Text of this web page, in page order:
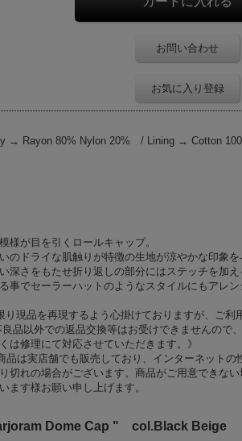
お問い合わせ
お気に入り登録
→ Rayon 80% Nylon 20% / Lining → Cotton
様が目を引くロールキャップ。
のドライな肌触りが特徴の生地が涼やかな印象
深さをもたせ折り返しの部分にはステッチを加
事でセーラーハットのようなスタイルにもアレ
り現品を再現するよう心掛けておりますが、ご
品以外での返品交換等はお受けできませんので
は修理にて対応させていただきます。》
品は実店舗でも販売しており、インターネット
切れの場合がございます。商品がご用意できな
ます様お願い申し上げます。
Dome Cap " col.Black Beige